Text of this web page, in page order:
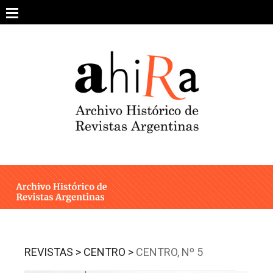
content
ARCHIVO DE REVISTAS
ESTUDIOS CRÍTICOS
INTEGRANTES
REVISTAS > CENTRO > CENTRO, Nº 5